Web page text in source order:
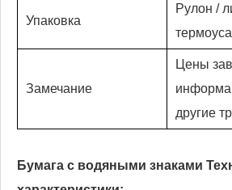
Упаковка
Рулон /
Замечание
Цены
другие
Бумага с водяными знаками